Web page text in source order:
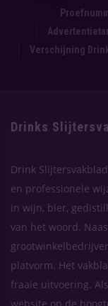
Verschijning
Drinks
Drink
en professionele
in wijn, bier,
van het woord.
platvorm. Het
fraaie uitvoering.
website op de